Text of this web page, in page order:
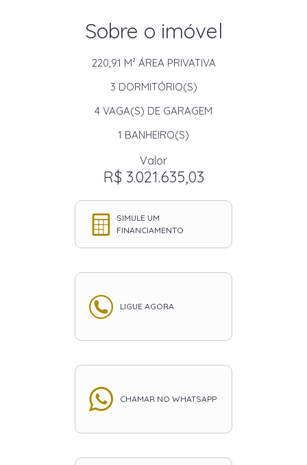
Sobre o imóvel
220,91 M² ÁREA PRIVATIVA
3 DORMITÓRIO(S)
4 VAGA(S) DE GARAGEM
1 BANHEIRO(S)
Valor
R$ 3.021.635,03
SIMULE UM
FINANCIAMENTO
LIGUE AGORA
CHAMAR NO WHATSAPP